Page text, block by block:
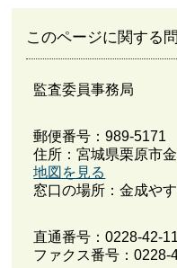
このページに関する
監査委員事務局
郵便番号：989-5171
住所：宮城県栗原市
地図を見る
窓口の場所：金成や
直通番号：0228-42-
ファクス番号：0228-